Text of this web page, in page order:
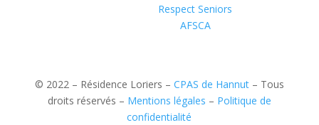
Respect Seniors
AFSCA
© 2022 – Résidence Loriers – CPAS de Hannut– Tous
droits réservés – Mentions légales – Politique de
confidentialité